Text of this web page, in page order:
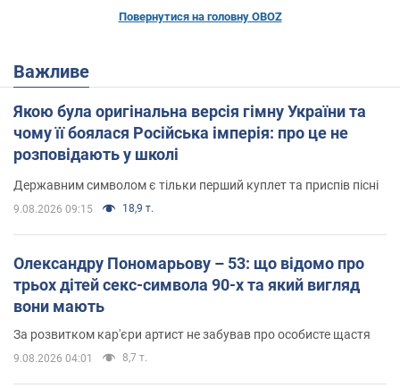
Повернутися на головну OBOZ
Важливе
Якою була оригінальна версія гімну України та
чому її боялася Російська імперія: про це не
розповідають у школі
Державним символом є тільки перший куплет та приспів пісні
9.08.2026 09:15 18,9 т.
Олександру Пономарьову – 53: що відомо про
трьох дітей секс-символа 90-х та який вигляд
вони мають
За розвитком кар'єри артист не забував про особисте щастя
9.08.2026 04:01 8,7 т.